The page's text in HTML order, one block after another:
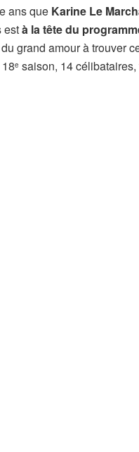
ans que Karine Le
està la tête du
grand amour à trouver
e saison, 14